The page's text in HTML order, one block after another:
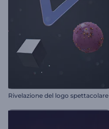
Rivelazione del logo spettacolare